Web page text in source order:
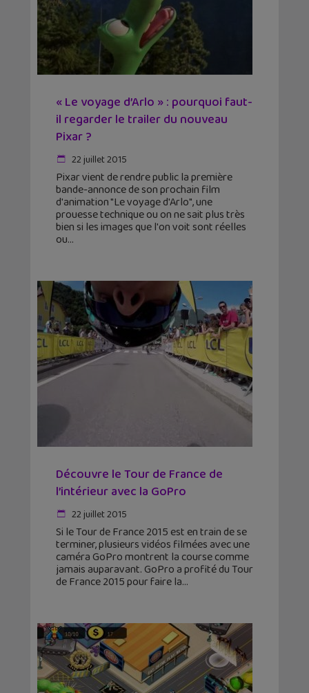
« Le voyage d’Arlo » : pourquoi faut-
il regarder le trailer du nouveau
Pixar ?
22 juillet 2015
Pixar vient de rendre public la première
bande-annonce de son prochain film
d'animation "Le voyage d'Arlo", une
prouesse technique ou on ne sait plus très
bien si les images que l'on voit sont réelles
ou
Découvre le Tour de France de
l’intérieur avec la GoPro
22 juillet 2015
Si le Tour de France 2015 est en train de se
terminer, plusieurs vidéos filmées avec une
caméra GoPro montrent la course comme
jamais auparavant. GoPro a profité du Tour
de France 2015 pour faire la